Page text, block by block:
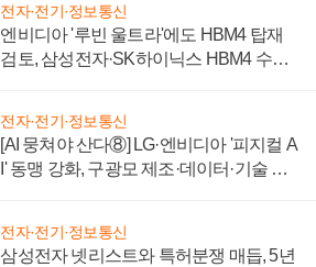
전자·전기·정보통신
엔비디아 '루빈 울트라'에도 HBM4 탑재
검토, 삼성전자·SK하이닉스 HBM4 수율
전자·전기·정보통신
[AI 뭉쳐야 산다⑧] LG·엔비디아 '피지컬 A
I' 동맹 강화, 구광모 제조·데이터·기술 결
전자·전기·정보통신
삼성전자 넷리스트와 특허분쟁 매듭, 5년